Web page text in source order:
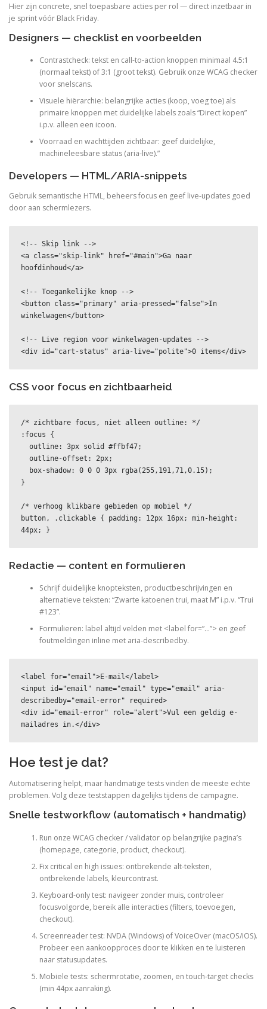
Hier zijn concrete, snel toepasbare acties per rol — direct inzetbaar in
je sprint vóór Black Friday.
Designers — checklist en voorbeelden
Contrastcheck: tekst en call-to-action knoppen minimaal 4.5:1
(normaal tekst) of 3:1 (groot tekst). Gebruik onze WCAG checker
voor snelscans.
Visuele hiërarchie: belangrijke acties (koop, voeg toe) als
primaire knoppen met duidelijke labels zoals “Direct kopen”
i.p.v. alleen een icoon.
Voorraad en wachttijden zichtbaar: geef duidelijke,
machineleesbare status (aria-live).”
Developers — HTML/ARIA-snippets
Gebruik semantische HTML, beheers focus en geef live-updates goed
door aan schermlezers.
<!-- Skip link -->
<a class="skip-link" href="#main">Ga naar
hoofdinhoud</a>
<!-- Toegankelijke knop -->
<button class="primary" aria-pressed="false">In
winkelwagen</button>
<!-- Live region voor winkelwagen-updates -->
<div id="cart-status" aria-live="polite">0 items</div>
CSS voor focus en zichtbaarheid
/* zichtbare focus, niet alleen outline: */
:focus {
}
/* verhoog klikbare gebieden op mobiel */
button, .clickable { padding: 12px 16px; min-height:
44px; }
Redactie — content en formulieren
Schrijf duidelijke knopteksten, productbeschrijvingen en
alternatieve teksten: “Zwarte katoenen trui, maat M” i.p.v. “Trui
#123”.
Formulieren: label altijd velden met <label for=”…”> en geef
foutmeldingen inline met aria-describedby.
<label for="email">E-mail</label>
<input id="email" name="email" type="email" aria-
describedby="email-error" required>
<div id="email-error" role="alert">Vul een geldig e-
mailadres in.</div>
Hoe test je dat?
Automatisering helpt, maar handmatige tests vinden de meeste echte
problemen. Volg deze teststappen dagelijks tijdens de campagne.
Snelle testworkflow (automatisch + handmatig)
Run onze WCAG checker / validator op belangrijke pagina’s
(homepage, categorie, product, checkout).
Fix critical en high issues: ontbrekende alt-teksten,
ontbrekende labels, kleurcontrast.
Keyboard-only test: navigeer zonder muis, controleer
focusvolgorde, bereik alle interacties (filters, toevoegen,
checkout).
Screenreader test: NVDA (Windows) of VoiceOver (macOS/iOS).
Probeer een aankoopproces door te klikken en te luisteren
naar statusupdates.
Mobiele tests: schermrotatie, zoomen, en touch-target checks
(min 44px aanraking).